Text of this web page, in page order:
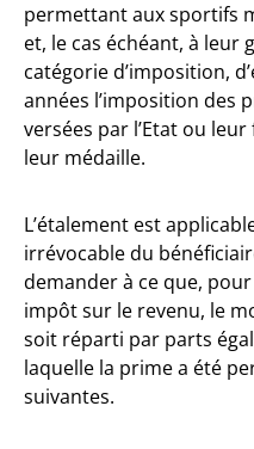
permettant aux sportifs
et, le cas échéant, à leur
catégorie d’imposition,
années l’imposition des
versées par l’Etat ou
leur médaille.
L’étalement est
irrévocable du
demander à ce que,
impôt sur le revenu, le
soit réparti par parts
laquelle la prime a été
suivantes.